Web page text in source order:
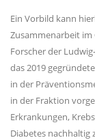
Ein Vorbild kann
Zusammenarbeit im
Forscher der
das 2019
in der
in der Fraktion
Erkrankungen,
Diabetes nachhaltig